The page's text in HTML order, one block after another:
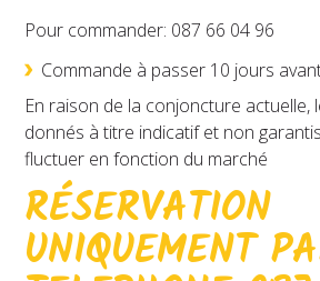
Pour commander: 087 66 04 96
Commande à passer 10 jours
En raison de la conjoncture actuelle,
donnés à titre indicatif et non
fluctuer en fonction du marché
RÉSERVATION
UNIQUEMENT